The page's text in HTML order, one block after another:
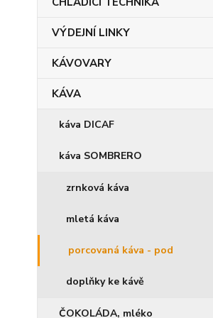
VÝDEJNÍ LINKY
KÁVOVARY
KÁVA
káva DICAF
káva SOMBRERO
zrnková káva
mletá káva
porcovaná káva - pod
doplňky ke kávě
ČOKOLÁDA, mléko